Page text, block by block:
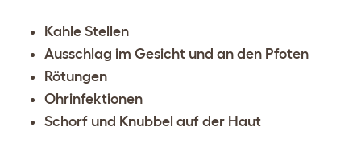
Kahle Stellen
Ausschlag im Gesicht und an den Pfoten
Rötungen
Ohrinfektionen
Schorf und Knubbel auf der Haut